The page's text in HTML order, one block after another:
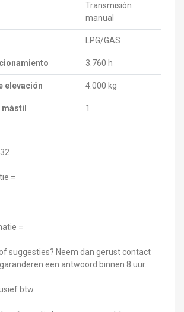
Transmisión
manual
LPG/GAS
3.760 h
elevación 4.000 kg
mástil 1
=
=
suggesties? Neem dan gerust contact
een antwoord binnen 8 uur.
btw.